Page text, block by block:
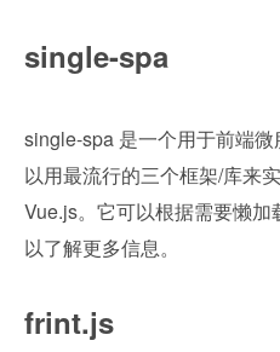
single-spa
single-spa 是一个用于前端
以用最流行的三个框架/库来
Vue.js。它可以根据需要懒
以了解更多信息。
frint.js